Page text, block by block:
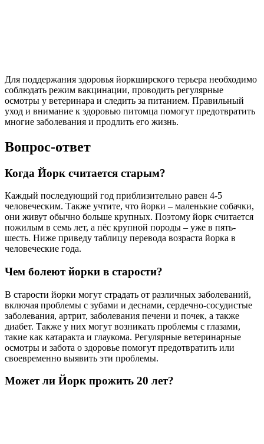
Для поддержания здоровья йоркширского терьера необходимо
соблюдать режим вакцинации, проводить регулярные
осмотры у ветеринара и следить за питанием. Правильный
уход и внимание к здоровью питомца помогут предотвратить
многие заболевания и продлить его жизнь.
Вопрос-ответ
Когда Йорк считается старым?
Каждый последующий год приблизительно равен 4-5
человеческим. Также учтите, что йорки – маленькие собачки,
они живут обычно больше крупных. Поэтому йорк считается
пожилым в семь лет, а пёс крупной породы – уже в пять-
шесть. Ниже приведу таблицу перевода возраста йорка в
человеческие года.
Чем болеют йорки в старости?
В старости йорки могут страдать от различных заболеваний,
включая проблемы с зубами и деснами, сердечно-сосудистые
заболевания, артрит, заболевания печени и почек, а также
диабет. Также у них могут возникать проблемы с глазами,
такие как катаракта и глаукома. Регулярные ветеринарные
осмотры и забота о здоровье помогут предотвратить или
своевременно выявить эти проблемы.
Может ли Йорк прожить 20 лет?